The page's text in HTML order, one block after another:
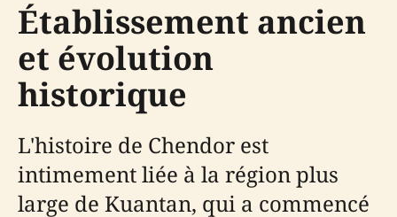
Établissement ancien
et évolution
historique
L'histoire de Chendor est
intimement liée à la région plus
large de Kuantan, qui a commencé